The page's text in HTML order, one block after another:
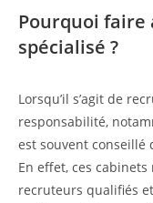
Pourquoi faire
spécialisé ?
Lorsqu’il s’agit de
responsabilité,
est souvent conseillé
En effet, ces
recruteurs qualifiés